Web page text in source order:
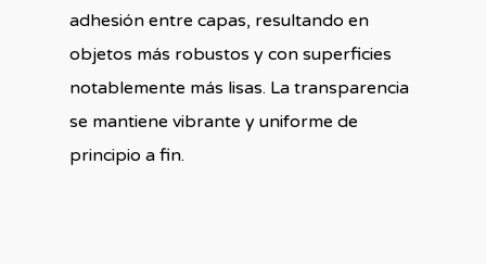
adhesión entre capas, resultando en
objetos más robustos y con superficies
notablemente más lisas. La transparencia
se mantiene vibrante y uniforme de
principio a fin.